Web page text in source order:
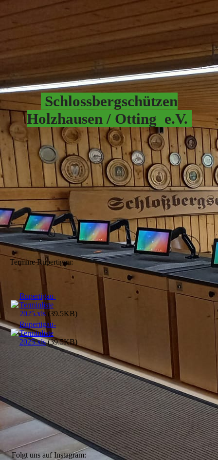
Schlossbergschützen
Holzhausen / Otting e.V.
Termine Rupertigau:
Rupertigau-
Terminliste
2025.xls (39.5KB)
Rupertigau-
Terminliste
2025.xls(39.5KB)
Folgt uns auf Instagram: